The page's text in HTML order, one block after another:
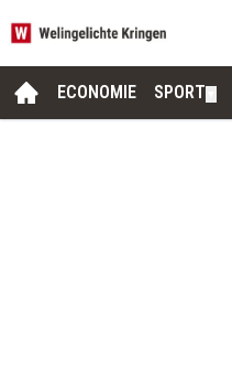
ECONOMIE SPORT